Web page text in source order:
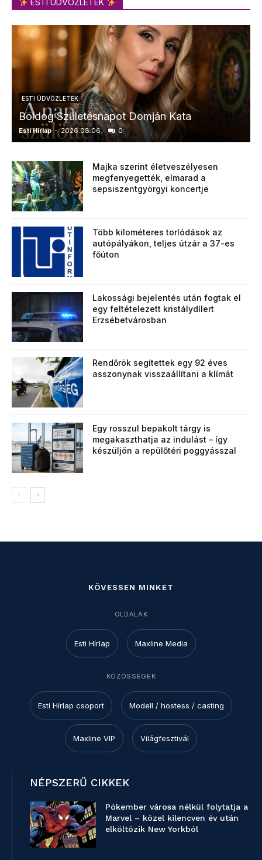
ESTI ÜDVÖZLETEK
ESTI ÜDVÖZLETEK
Boldog Születésnapot Domján Kata
Esti Hírlap - 2026.08.06. 0
Majka szerint életveszélyesen
megfenyegették, elmarad a
sepsiszentgyörgyi koncertje
Több kilométeres torlódások az
autópályákon, teljes útzár a 37-es
főúton
Lakossági bejelentés után fogtak el
egy feltételezett kristálydílert
Erzsébetvárosban
Rendőrök segítettek egy 92 éves
asszonynak visszaállítani a klímát
Egy rosszul bepakolt tárgy is
megakaszthatja az indulást – így
készüljön a repülőtéri poggyásszal
KÖVESSEN MINKET
OLDALAK
Esti Hírlap Maxline Media
KÖZÖSSÉGEK
Esti Hírlap csoport Modell / hostess / casting
Maxline VIP Világfesztivál
NÉPSZERŰ CIKKEK
Pókember városa nélkül folytatja a
Marvel – közel kilencven év után
elköltözik New Yorkból